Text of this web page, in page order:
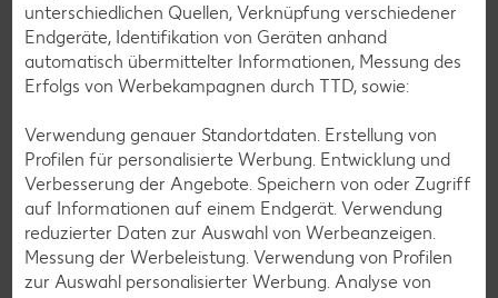
Zurück zu allen Rezepten
unterschiedlichen Quellen, Verknüpfung verschiedener
Endgeräte, Identifikation von Geräten anhand
automatisch übermittelter Informationen, Messung des
Erfolgs von Werbekampagnen durch TTD, sowie:
Verwendung genauer Standortdaten. Erstellung von
Profilen für personalisierte Werbung. Entwicklung und
Verbesserung der Angebote. Speichern von oder Zugriff
auf Informationen auf einem Endgerät. Verwendung
reduzierter Daten zur Auswahl von Werbeanzeigen.
Messung der Werbeleistung. Verwendung von Profilen
zur Auswahl personalisierter Werbung. Analyse von